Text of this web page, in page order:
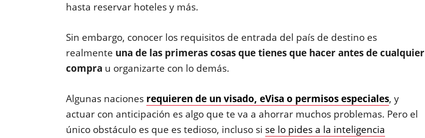
hasta reservar hoteles y más.
Sin embargo, conocer los requisitos de entrada del país de destino es
realmente una de las primeras cosas que tienes que hacer antes de cualquier
compra u organizarte con lo demás.
Algunas naciones requieren de un visado, eVisa o permisos especiales, y
actuar con anticipación es algo que te va a ahorrar muchos problemas. Pero el
único obstáculo es que es tedioso, incluso si se lo pides a la inteligencia